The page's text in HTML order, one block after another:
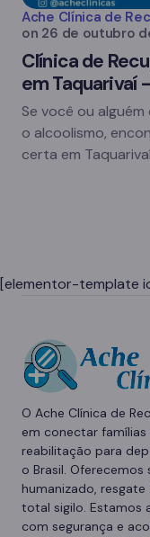
Ache Clínica de
on 26 de outubro
Clínica de
em Taquarivaí
Se você ou
o alcoolismo,
certa em
[elementor-template
O Ache Clínica de
em conectar
reabilitação para
o Brasil.
humanizado,
total sigilo. Estamos
com segurança e